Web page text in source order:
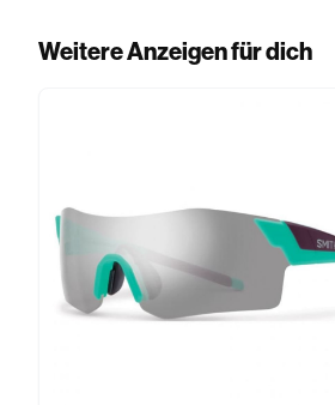
Weitere Anzeigen für dich